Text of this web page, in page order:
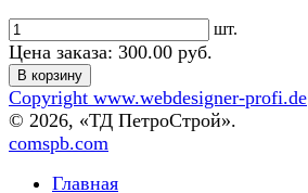
шт.
Цена заказа: 300.00 руб.
Copyright www.webdesigner-profi.de
© 2026, «ТД ПетроСтрой».
comspb.com
Главная